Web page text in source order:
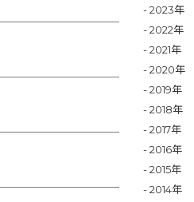
2023年
2022年
2021年
2020年
2019年
2018年
2017年
2016年
2015年
2014年